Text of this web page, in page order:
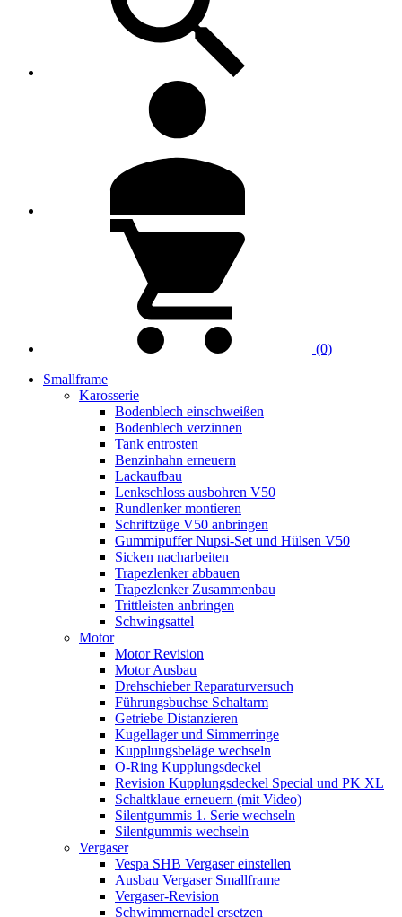
(0)
Smallframe
Karosserie
Bodenblech einschweißen
Bodenblech verzinnen
Tank entrosten
Benzinhahn erneuern
Lackaufbau
Lenkschloss ausbohren V50
Rundlenker montieren
Schriftzüge V50 anbringen
Gummipuffer Nupsi-Set und Hülsen V50
Sicken nacharbeiten
Trapezlenker abbauen
Trapezlenker Zusammenbau
Trittleisten anbringen
Schwingsattel
Motor
Motor Revision
Motor Ausbau
Drehschieber Reparaturversuch
Führungsbuchse Schaltarm
Getriebe Distanzieren
Kugellager und Simmerringe
Kupplungsbeläge wechseln
O-Ring Kupplungsdeckel
Revision Kupplungsdeckel Special und PK XL
Schaltklaue erneuern (mit Video)
Silentgummis 1. Serie wechseln
Silentgummis wechseln
Vergaser
Vespa SHB Vergaser einstellen
Ausbau Vergaser Smallframe
Vergaser-Revision
Schwimmernadel ersetzen